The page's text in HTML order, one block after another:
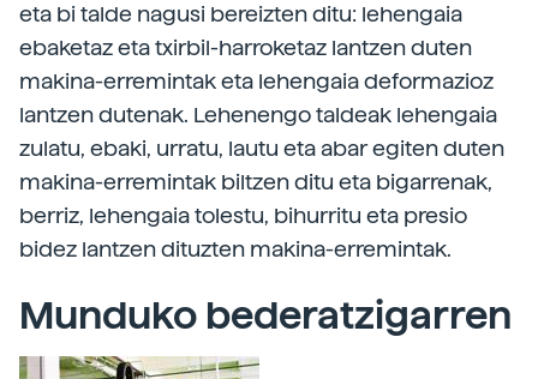
eta bi talde nagusi bereizten ditu: lehengaia
ebaketaz eta txirbil-harroketaz lantzen duten
makina-erremintak eta lehengaia deformazioz
lantzen dutenak. Lehenengo taldeak lehengaia
zulatu, ebaki, urratu, lautu eta abar egiten duten
makina-erremintak biltzen ditu eta bigarrenak,
berriz, lehengaia tolestu, bihurritu eta presio
bidez lantzen dituzten makina-erremintak.
Munduko bederatzigarren